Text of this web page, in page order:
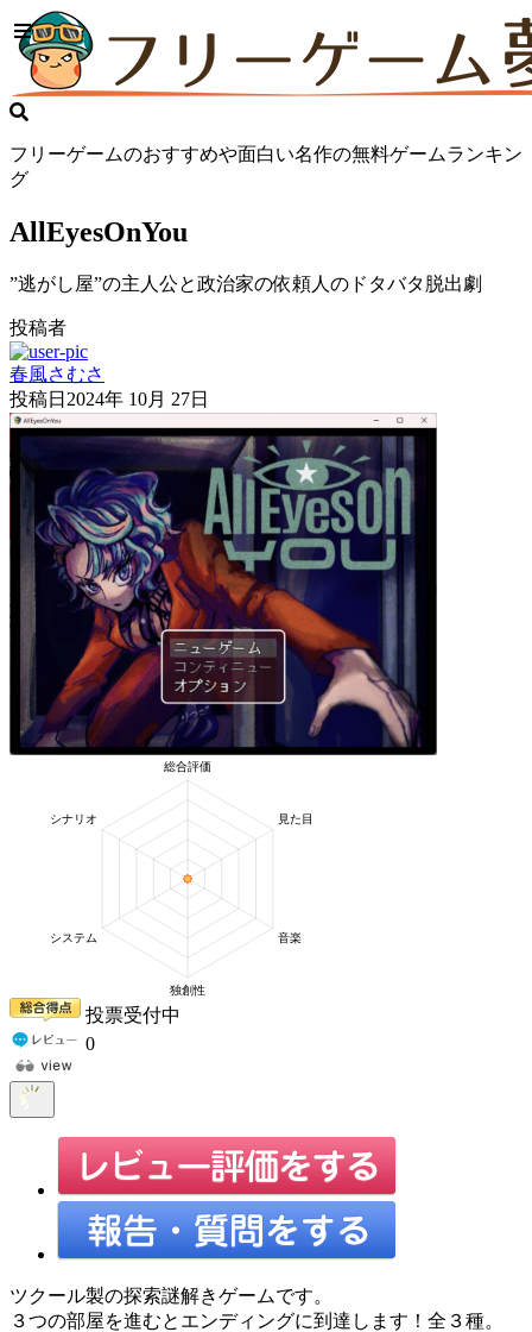
フリーゲームのおすすめや面白い名作の無料ゲームランキン
グ
AllEyesOnYou
”逃がし屋”の主人公と政治家の依頼人のドタバタ脱出劇
投稿者
春風さむさ
投稿日 2024年 10月 27日
投票受付中
0
ツクール製の探索謎解きゲームです。
３つの部屋を進むとエンディングに到達します！全３種。